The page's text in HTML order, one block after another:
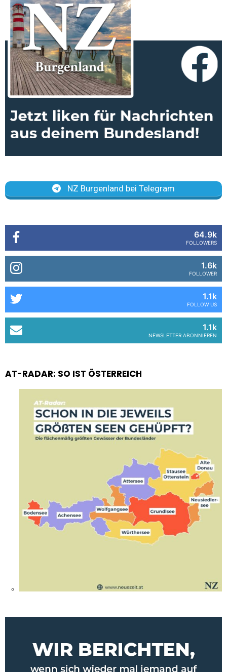
NZ Burgenland bei Telegram
64.9k
FOLLOWERS
1.6k
FOLLOWER
1.1k
FOLLOW US
1.1k
NEWSLETTER ABONNIEREN
AT-RADAR: SO IST ÖSTERREICH